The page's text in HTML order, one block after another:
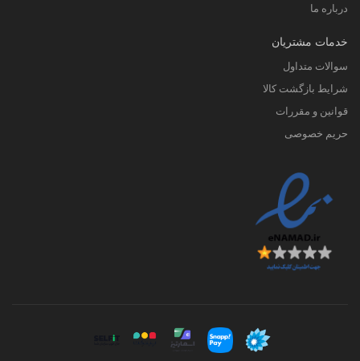
درباره ما
خدمات مشتریان
سوالات متداول
شرایط بازگشت کالا
قوانین و مقررات
حریم خصوصی